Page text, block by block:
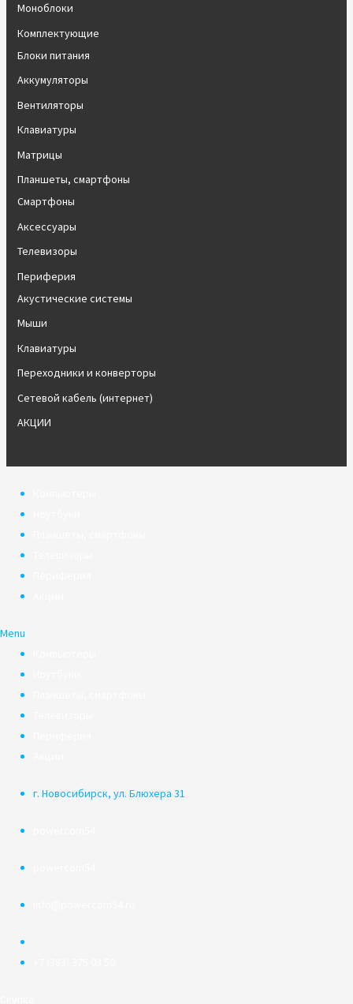
Моноблоки
Комплектующие
Блоки питания
Аккумуляторы
Вентиляторы
Клавиатуры
Матрицы
Планшеты, смартфоны
Смартфоны
Аксессуары
Телевизоры
Периферия
Акустические системы
Мыши
Клавиатуры
Переходники и конверторы
Сетевой кабель (интернет)
АКЦИИ
Menu
г. Новосибирск, ул. Блюхера 31